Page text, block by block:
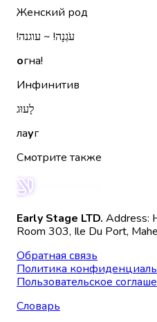
Женский род
עֹגְנָה!‏ ~ עוגנה!‏
огна!
Инфинитив
לָעוּג
лауг
Смотрите также
Early Stage LTD. Address:
Room 303, Ile Du Port,
Обратная связь
Политика
Пользовательское
Словарь